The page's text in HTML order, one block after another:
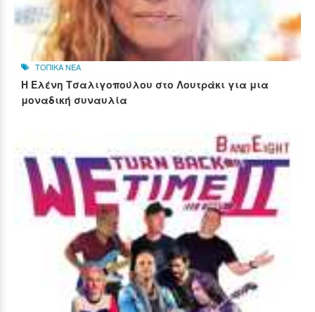
ΤΟΠΙΚΑ ΝΕΑ
Η Ελένη Τσαλιγοπούλου στο Λουτράκι για μια
μοναδική συναυλία